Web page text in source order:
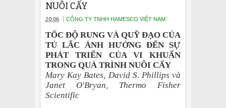
NUÔI CẤY
20:06 CÔNG TY TNHH HAMESCO VIỆT NAM
TỐC ĐỘ RUNG VÀ QUỸ ĐẠO CỦA
TỦ LẮC ẢNH HƯỞNG ĐẾN SỰ
PHÁT TRIỂN CỦA VI KHUẨN
TRONG QUÁ TRÌNH NUÔI CẤY
Mary Kay Bates, David S. Phillips và
Janet O'Bryan, Thermo Fisher
Scientific